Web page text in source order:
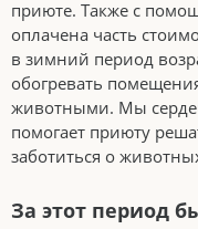
приюте. Также с
оплачена часть
в зимний период
обогревать
животными. Мы
помогает приюту
заботиться о
За этот период